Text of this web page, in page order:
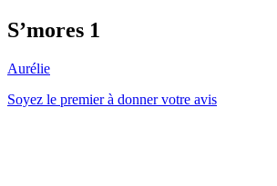
S’mores 1
Aurélie
Soyez le premier à donner votre avis